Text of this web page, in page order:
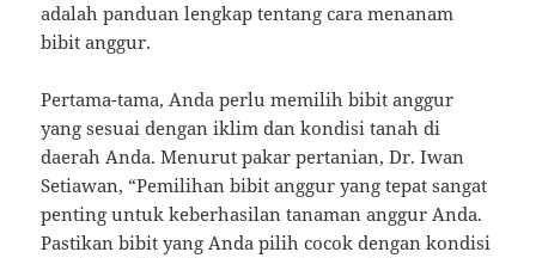
adalah panduan lengkap tentang cara menanam
bibit anggur.
Pertama-tama, Anda perlu memilih bibit anggur
yang sesuai dengan iklim dan kondisi tanah di
daerah Anda. Menurut pakar pertanian, Dr. Iwan
Setiawan, “Pemilihan bibit anggur yang tepat sangat
penting untuk keberhasilan tanaman anggur Anda.
Pastikan bibit yang Anda pilih cocok dengan kondisi